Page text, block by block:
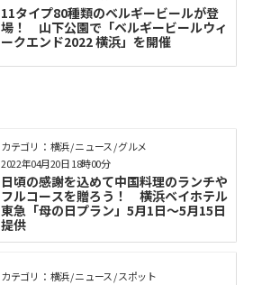
11タイプ80種類のベルギービールが登
場！ 山下公園で「ベルギービールウィ
ークエンド2022 横浜」を開催
カテゴリ： 横浜 / ニュース / グルメ
日頃の感謝を込めて中国料理のランチや
フルコースを贈ろう！ 横浜ベイホテル
東急「母の日プラン」5月1日～5月15日
提供
2022年04月20日 18時00分
カテゴリ： 横浜 / ニュース / スポット